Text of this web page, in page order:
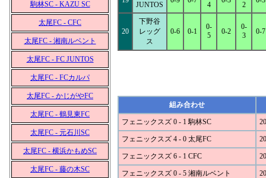
駒林SC - KAZU SC
太尾FC - CFC
太尾FC - 湘南ルベント
太尾FC - FC JUNTOS
太尾FC - FCカルパ
太尾FC - かじがやFC
太尾FC - 鶴見東FC
太尾FC - 元石川SC
太尾FC - 横浜かもめSC
太尾FC - 藤の木SC
JUNTOS
4
2
20
下野谷
レッグ
ス
0-6 0-1
0-
5
0-2
0-
3
0-7
組み合わせ
フェニックスズ 0 - 1 駒林SC
フェニックスズ 4 - 0 太尾FC
フェニックスズ 6 - 1 CFC
フェニックスズ 0 - 5 湘南ルベント